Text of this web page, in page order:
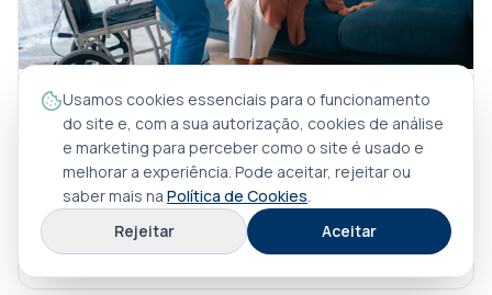
14/07/2025·Rute Ferreira
Como tornar o acompanhamento de idosos a
consultas num momento tranquilo e seguro
Um dia foram eles que nos seguraram a mão nas consultas,
que nos acalmaram os medos e trataram de tudo por nós.
Hoje, os papéis invertem-se e é a nossa Partilhar:
Ler artigo
Usamos cookies essenciais para o funcionamento
do site e, com a sua autorização, cookies de análise
e marketing para perceber como o site é usado e
melhorar a experiência. Pode aceitar, rejeitar ou
saber mais na Política de Cookies.
Rejeitar
Aceitar